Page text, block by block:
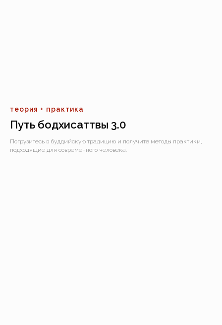
теория + практика
Путь бодхисаттвы 3.0
Погрузитесь в буддийскую традицию и получите методы практики,
подходящие для современного человека.